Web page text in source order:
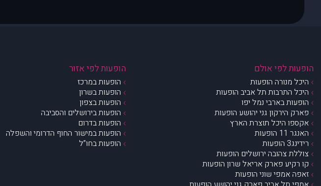
הופעות לפי אולם
היכל מנורה הופעות
היכל התרבות תל אביב הופעות
הופעות בארבי נמל יפו
פארק הירקון גני יהושע הופעות
אקספו היכל תוצרת הארץ
האנגר 11 הופעות
רידינג3 הופעות
צוללת צהובה ירושלים הופעות
קו רקיע פארק אריאל שרון הופעות
זאפה אמפי שוני הופעות
הופעות לפי אזור
הופעות במרכז
הופעות בשרון
הופעות בצפון
הופעות בירושלים והסביבה
הופעות בדרום
הופעות במישור החוף הדרומי והשפלה
הופעות בחו”ל